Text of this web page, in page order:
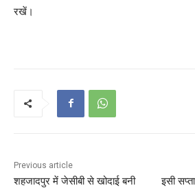
रखें।
Previous article
शहजादपुर में जेसीबी से खोदाई बनी
इसी